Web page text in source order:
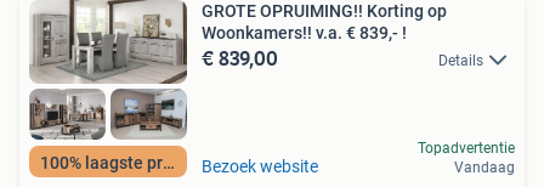
100% laagste prijs
GROTE OPRUIMING!! Korting op
Woonkamers!! v.a. € 839,- !
€ 839,00 Details
Bezoek website
Topadvertentie
Vandaag